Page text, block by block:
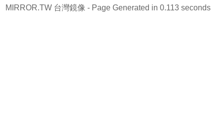
MIRROR.TW 台灣鏡像 - Page Generated in 0.113 seconds